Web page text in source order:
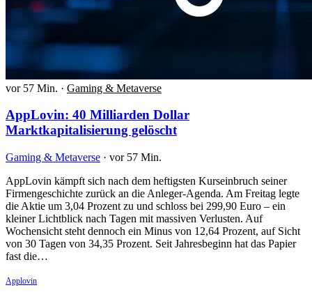
vor 57 Min. · Gaming & Metaverse
AppLovin: 40 Milliarden Dollar
Marktkapitalisierung gelöscht
Gaming & Metaverse · vor 57 Min.
AppLovin kämpft sich nach dem heftigsten Kurseinbruch seiner
Firmengeschichte zurück an die Anleger-Agenda. Am Freitag legte
die Aktie um 3,04 Prozent zu und schloss bei 299,90 Euro – ein
kleiner Lichtblick nach Tagen mit massiven Verlusten. Auf
Wochensicht steht dennoch ein Minus von 12,64 Prozent, auf Sicht
von 30 Tagen von 34,35 Prozent. Seit Jahresbeginn hat das Papier
fast die…
Applovin